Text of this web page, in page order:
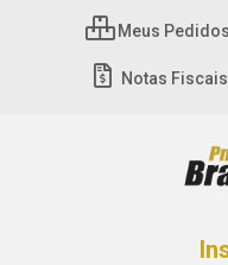
Meus Pedidos
Notas Fiscais